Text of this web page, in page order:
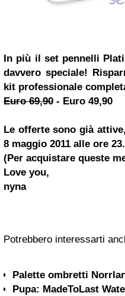
In più il set pennelli
davvero speciale!
kit professionale
Euro 69,90 - Euro 49,90
Le offerte sono già
8 maggio 2011 alle ore
(Per acquistare queste
Love you,
nyna
Potrebbero interessarti
Palette ombretti
Pupa: MadeToLast